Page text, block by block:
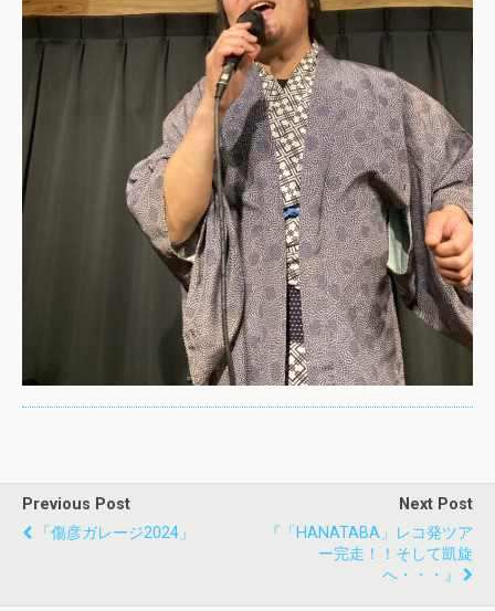
Previous Post
「傷彦ガレージ2024」
Next Post
『「HANATABA」レコ発ツア
ー完走！！そして凱旋
へ・・・』